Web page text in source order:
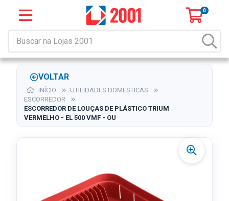
0
VOLTAR
INÍCIO
UTILIDADES DOMESTICAS
ESCORREDOR
ESCORREDOR DE LOUÇAS DE PLÁSTICO TRIUM
VERMELHO - EL 500 VMF - OU